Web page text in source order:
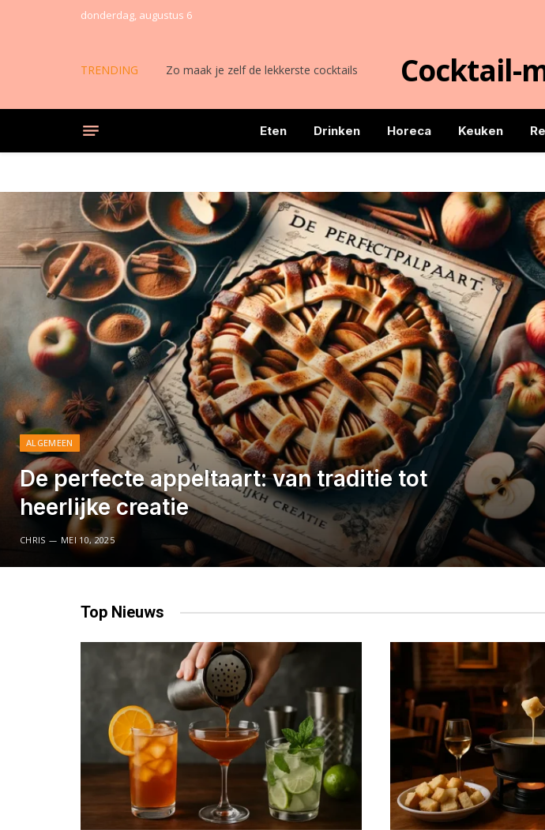
donderdag, augustus 6
TRENDING Zo maak je zelf de lekkerste cocktails Cocktail-
Eten Drinken Horeca Keuken
ALGEMEEN
De perfecte appeltaart: van traditie tot
heerlijke creatie
CHRIS MEI 10, 2025
Top Nieuws